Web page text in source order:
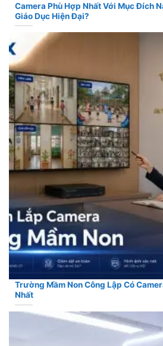
Camera Phù Hợp Nhất Với Mục Đích
Giáo Dục Hiện Đại?
Trường Mầm Non Công Lập Có
Nhất